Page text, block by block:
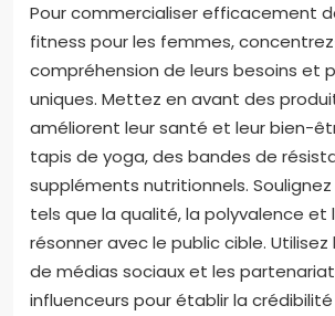
Pour commercialiser efficacement
fitness pour les femmes,
compréhension de leurs besoins et
uniques. Mettez en avant des
améliorent leur santé et leur bien-
tapis de yoga, des bandes de
suppléments nutritionnels.
tels que la qualité, la polyvalence et
résonner avec le public cible.
de médias sociaux et les
influenceurs pour établir la